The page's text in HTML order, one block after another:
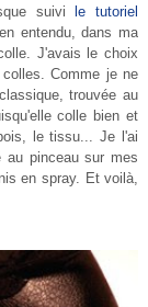
suivi
le tutoriel
entendu, dans ma
J'avais le choix
Comme je ne
trouvée au
colle bien et
le tissu... Je l'ai
au pinceau sur mes
en spray. Et voilà,